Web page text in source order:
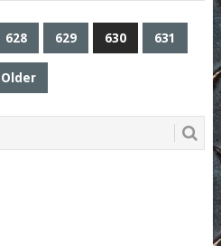
628 629 630 631
Older